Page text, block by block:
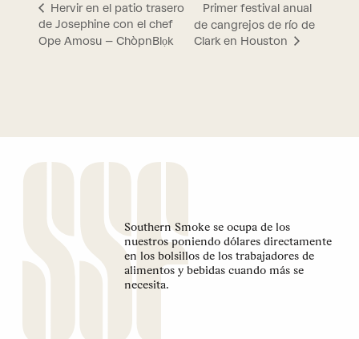
Hervir en el patio trasero
de Josephine con el chef
Ope Amosu – ChòpnBlọk
Primer festival anual
de cangrejos de río de
Clark en Houston
Southern Smoke se ocupa de los
nuestros poniendo dólares directamente
en los bolsillos de los trabajadores de
alimentos y bebidas cuando más se
necesita.